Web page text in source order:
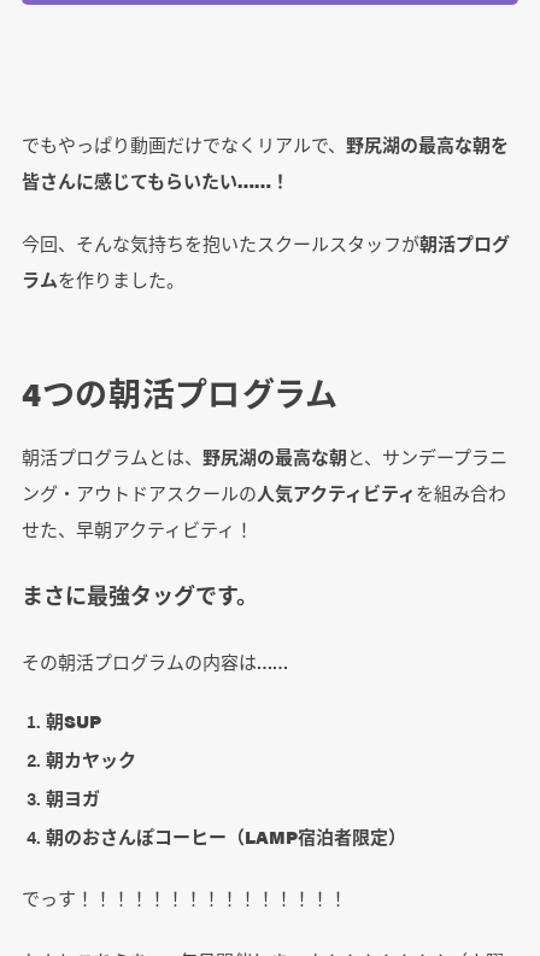
でもやっぱり動画だけでなくリアルで、 野尻湖の最高な朝を
皆さんに感じてもらいたい……！
今回、そんな気持ちを抱いたスクールスタッフが朝活プログ
ラムを作りました。
4つの朝活プログラム
朝活プログラムとは、 野尻湖の最高な朝と、サンデープラニ
ング・アウトドアスクールの人気アクティビティを組み合わ
せた、早朝アクティビティ！
まさに最強タッグです。
その朝活プログラムの内容は……
朝SUP
朝カヤック
朝ヨガ
朝のおさんぽコーヒー（LAMP宿泊者限定）
でっす！！！！！！！！！！！！！！！